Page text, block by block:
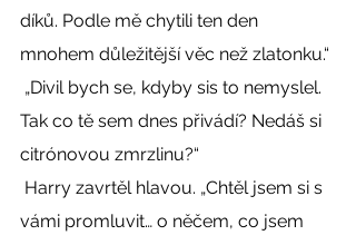
díků. Podle mě chytili ten den
mnohem důležitější věc než zlatonku.“
Tak co tě sem dnes přivádí? Nedáš si
citrónovou zmrzlinu?“
vámi promluvit… o něčem, co jsem